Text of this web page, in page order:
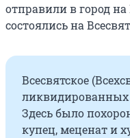
отправили в город
состоялись на
Всесвятское
ликвидированных
Здесь было
купец, меценат и